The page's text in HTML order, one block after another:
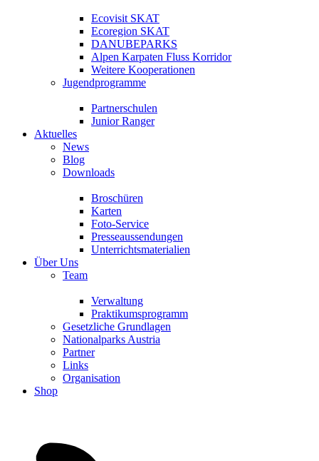
Ecovisit SKAT
Ecoregion SKAT
DANUBEPARKS
Alpen Karpaten Fluss Korridor
Weitere Kooperationen
Jugendprogramme
Partnerschulen
Junior Ranger
Aktuelles
News
Blog
Downloads
Broschüren
Karten
Foto-Service
Presseaussendungen
Unterrichtsmaterialien
Über Uns
Team
Verwaltung
Praktikumsprogramm
Gesetzliche Grundlagen
Nationalparks Austria
Partner
Links
Organisation
Shop